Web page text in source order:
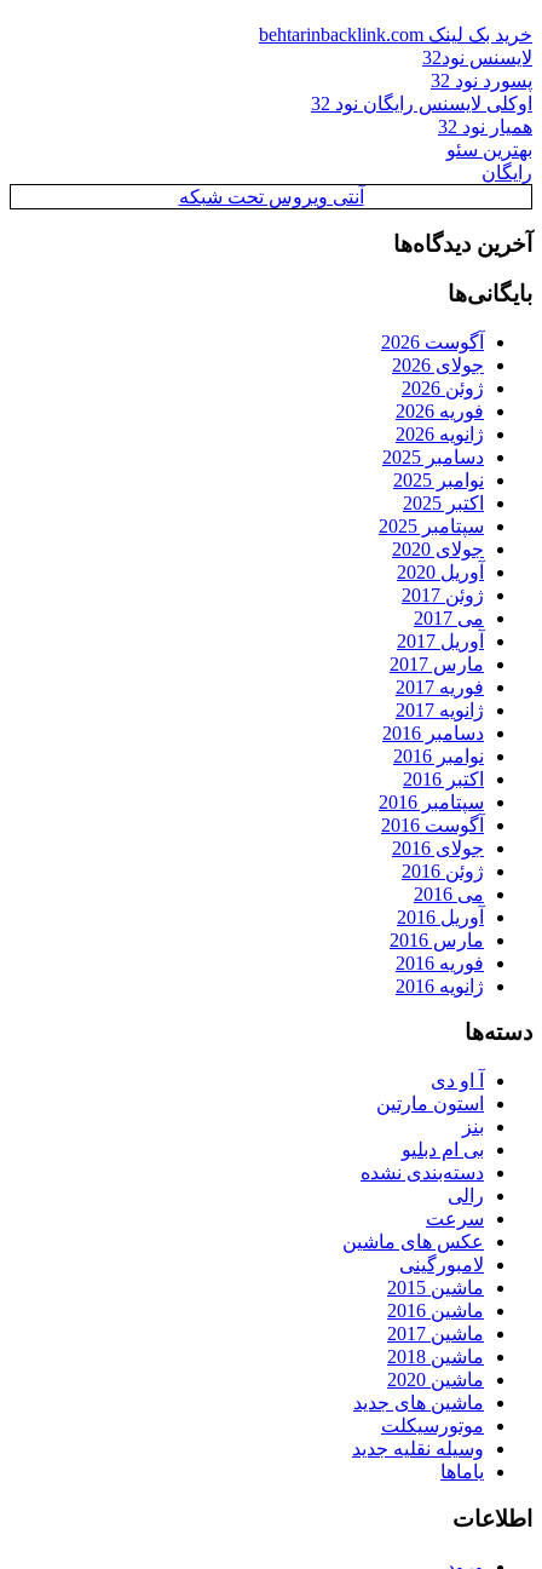
خرید بک لینک behtarinbacklink.com
لایسنس نود32
پسورد نود 32
اوکلی لایسنس رایگان نود 32
همیار نود 32
بهترین سئو
رایگان
آنتی ویروس تحت شبکه
آخرین دیدگاه‌ها
بایگانی‌ها
آگوست 2026
جولای 2026
ژوئن 2026
فوریه 2026
ژانویه 2026
دسامبر 2025
نوامبر 2025
اکتبر 2025
سپتامبر 2025
جولای 2020
آوریل 2020
ژوئن 2017
می 2017
آوریل 2017
مارس 2017
فوریه 2017
ژانویه 2017
دسامبر 2016
نوامبر 2016
اکتبر 2016
سپتامبر 2016
آگوست 2016
جولای 2016
ژوئن 2016
می 2016
آوریل 2016
مارس 2016
فوریه 2016
ژانویه 2016
دسته‌ها
آ او دی
استون مارتین
بنز
بی ام دبلیو
دسته‌بندی نشده
رالی
سرعت
عکس های ماشین
لامبورگینی
ماشین 2015
ماشین 2016
ماشین 2017
ماشین 2018
ماشین 2020
ماشین های جدید
موتورسیکلت
وسیله نقلیه جدید
یاماها
اطلاعات